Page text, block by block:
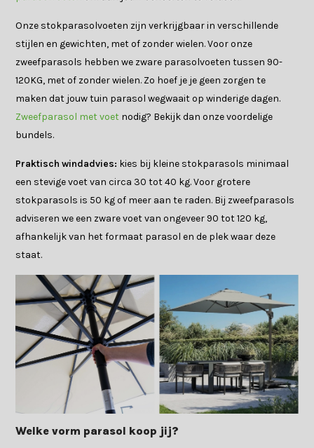
Onze stokparasolvoeten zijn verkrijgbaar in verschillende
stijlen en gewichten, met of zonder wielen. Voor onze
zweefparasols hebben we zware parasolvoeten tussen 90-
120KG, met of zonder wielen. Zo hoef je je geen zorgen te
maken dat jouw tuin parasol wegwaait op winderige dagen.
Zweefparasol met voet nodig? Bekijk dan onze voordelige
bundels.
Praktisch windadvies: kies bij kleine stokparasols minimaal
een stevige voet van circa 30 tot 40 kg. Voor grotere
stokparasols is 50 kg of meer aan te raden. Bij zweefparasols
adviseren we een zware voet van ongeveer 90 tot 120 kg,
afhankelijk van het formaat parasol en de plek waar deze
staat.
Welke vorm parasol koop jij?